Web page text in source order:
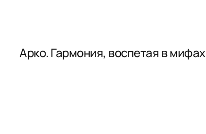
Арко. Гармония, воспетая в мифах